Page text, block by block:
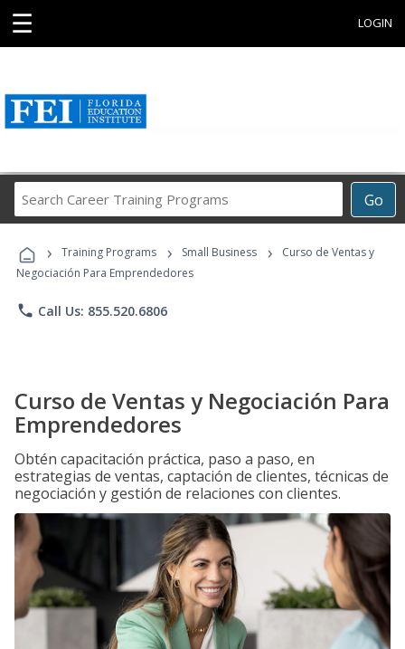
☰ LOGIN
Go
Career
Programs
› Training Programs › Small Business ›
Curso de Ventas y
Negociación Para Emprendedores
phone Call Us: 855.520.6806
Curso de Ventas y Negociación Para
Emprendedores
Obtén capacitación práctica, paso a paso, en
estrategias de ventas, captación de clientes, técnicas de
negociación y gestión de relaciones con clientes.